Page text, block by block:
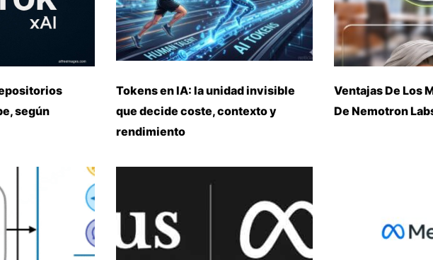
según
Tokens en IA: la unidad invisible
que decide coste, contexto y
rendimiento
Ventajas De Los
De Nemotron